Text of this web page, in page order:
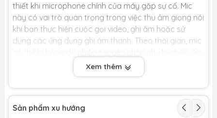
thiết khi microphone chính của máy gặp sự cố. Mic
này có vai trò quan trọng trong việc thu âm giọng nói
khi bạn thực hiện cuộc gọi video, ghi âm hoặc sử
dụng các ứng dụng ghi âm thanh. Theo thời gian, mic
ướt, va đập mạnh hoặc lỗi từ nhà sản xuất. Khi đó, âm
thanh thu vào sẽ bị rè, nhỏ, hoặc thậm chí là không
có tiếng, gây ảnh hưởng đến trải nghiệm sử dụng của
bạn.
Xem thêm
Sản phẩm xu hướng